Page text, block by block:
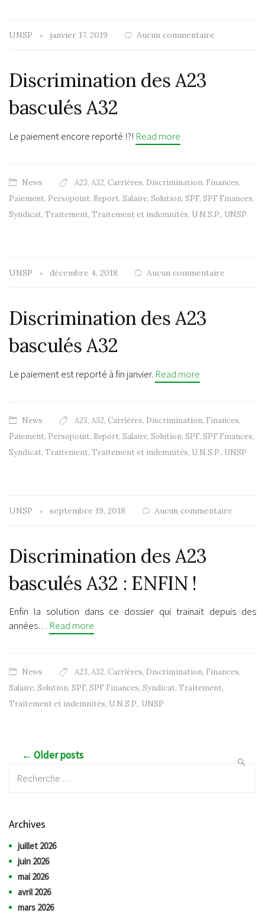
UNSP janvier 17, 2019 Aucun commentaire
Discrimination des A23
basculés A32
Le paiement encore reporté !?! Read more
News A23, A32, Carrières, Discrimination, Finances,
Paiement, Persopoint, Report, Salaire, Solution, SPF, SPF Finances,
Syndicat, Traitement, Traitement et indemnités, U.N.S.P., UNSP
UNSP décembre 4, 2018 Aucun commentaire
Discrimination des A23
basculés A32
Le paiement est reporté à fin janvier. Read more
News A23, A32, Carrières, Discrimination, Finances,
Paiement, Persopoint, Report, Salaire, Solution, SPF, SPF Finances,
Syndicat, Traitement, Traitement et indemnités, U.N.S.P., UNSP
UNSP septembre 19, 2018 Aucun commentaire
Discrimination des A23
basculés A32 : ENFIN !
Enfin la solution dans ce dossier qui trainait depuis des
années… Read more
News A23, A32, Carrières, Discrimination, Finances,
Salaire, Solution, SPF, SPF Finances, Syndicat, Traitement,
Traitement et indemnités, U.N.S.P., UNSP
Post navigation
← Older posts
Archives
juillet 2026
juin 2026
mai 2026
avril 2026
mars 2026